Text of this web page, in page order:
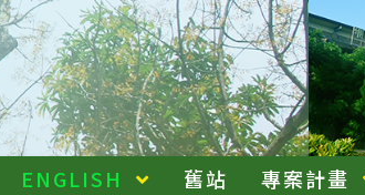
ENGLISH 舊站 專案計畫